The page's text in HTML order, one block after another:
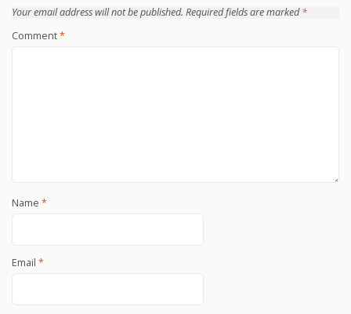
Your email address will not be published. Required fields are marked*
Comment*
Name *
Email *